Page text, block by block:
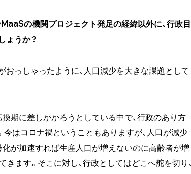
の機関プロジェクト発足の経緯以外に、行政目
ょうか？
おっしゃったように、人口減少を大きな課題として
期に差しかかろうとしている中で、行政のあり方
今はコロナ禍ということもありますが、人口が減少
化が加速すれば生産人口が増えないのに高齢者が増
きます。そこに対し、行政としてはどこへ舵を切り、